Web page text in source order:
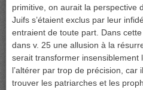
primitive, on aurait la perspective
Juifs s’étaient exclus par leur
entraient de toute part. Dans
dans v. 25 une allusion à la
serait transformer insensiblement
l’altérer par trop de précision, car
trouver les patriarches et les